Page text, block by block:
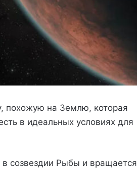
похожую на Землю, которая
в идеальных условиях для
в созвездии Рыбы и вращается